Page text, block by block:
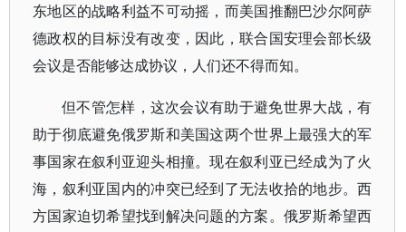
东地区的战略利益不可动摇，而美国推翻巴沙尔阿萨
德政权的目标没有改变，因此，联合国安理会部长级
会议是否能够达成协议，人们还不得而知。
但不管怎样，这次会议有助于避免世界大战，有
助于彻底避免俄罗斯和美国这两个世界上最强大的军
事国家在叙利亚迎头相撞。现在叙利亚已经成为了火
海，叙利亚国内的冲突已经到了无法收拾的地步。西
方国家迫切希望找到解决问题的方案。俄罗斯希望西